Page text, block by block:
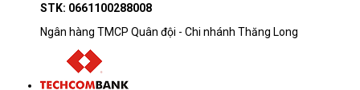
STK: 0661100288008
Ngân hàng TMCP Quân đội - Chi nhánh Thăng Long